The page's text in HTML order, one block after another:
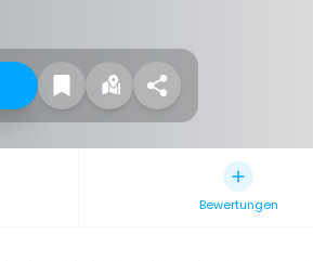
Bewertungen